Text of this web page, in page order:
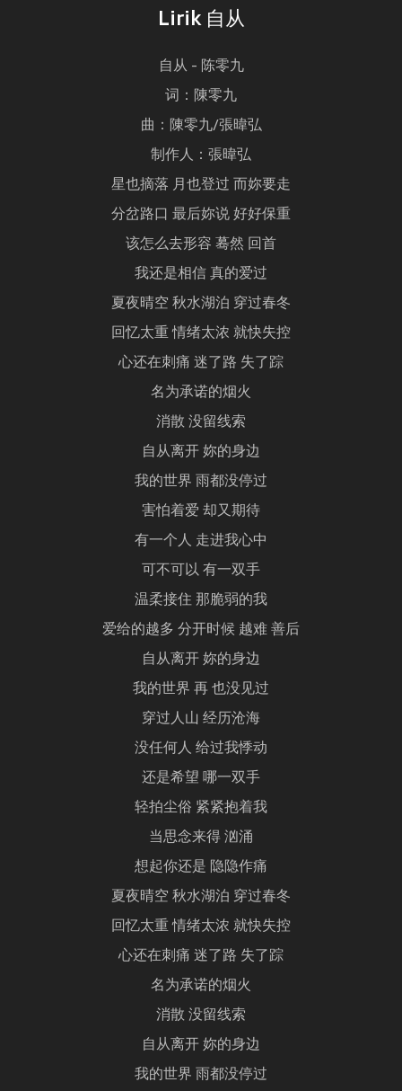
Lirik 自从
自从 - 陈零九
词：陳零九
曲：陳零九/張暐弘
制作人：張暐弘
星也摘落 月也登过 而妳要走
分岔路口 最后妳说 好好保重
该怎么去形容 蓦然 回首
我还是相信 真的爱过
夏夜晴空 秋水湖泊 穿过春冬
回忆太重 情绪太浓 就快失控
心还在刺痛 迷了路 失了踪
名为承诺的烟火
消散 没留线索
自从离开 妳的身边
我的世界 雨都没停过
害怕着爱 却又期待
有一个人 走进我心中
可不可以 有一双手
温柔接住 那脆弱的我
爱给的越多 分开时候 越难 善后
自从离开 妳的身边
我的世界 再 也没见过
穿过人山 经历沧海
没任何人 给过我悸动
还是希望 哪一双手
轻拍尘俗 紧紧抱着我
当思念来得 汹涌
想起你还是 隐隐作痛
夏夜晴空 秋水湖泊 穿过春冬
回忆太重 情绪太浓 就快失控
心还在刺痛 迷了路 失了踪
名为承诺的烟火
消散 没留线索
自从离开 妳的身边
我的世界 雨都没停过